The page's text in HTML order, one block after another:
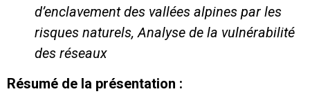
d’enclavement des vallées alpines par les
risques naturels, Analyse de la vulnérabilité
des réseaux
Résumé de la présentation :